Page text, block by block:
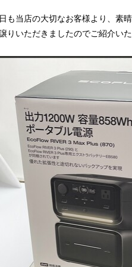
も当店の大切なお客様より、素
りいただきましたのでご紹介いた